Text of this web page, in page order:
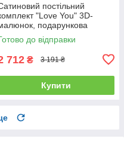
постільний
"Love You" 3D-
подарункова
полуторний
до відправки
712 ₴ 3 191 ₴
Купити